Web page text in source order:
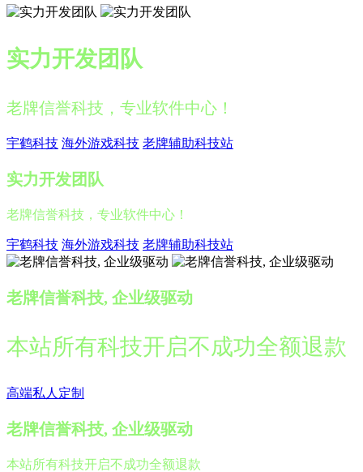
实力开发团队
老牌信誉科技，专业软件中心！
宇鹤科技 海外游戏科技 老牌辅助科技站
实力开发团队
老牌信誉科技，专业软件中心！
宇鹤科技 海外游戏科技 老牌辅助科技站
老牌信誉科技, 企业级驱动
本站所有科技开启不成功全额退款
高端私人定制
老牌信誉科技, 企业级驱动
本站所有科技开启不成功全额退款